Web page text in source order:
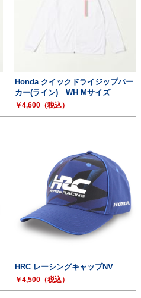
Honda クイックドライジップパー
カー(ライン) WH Mサイズ
￥4,600（税込）
HRC レーシングキャップNV
￥4,500（税込）